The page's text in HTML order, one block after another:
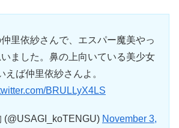
里依紗さんで、エスパー魔美やっ
ました。鼻の上向いている美少女
えば仲里依紗さんよ。
BRULLyX4LS
November 3,